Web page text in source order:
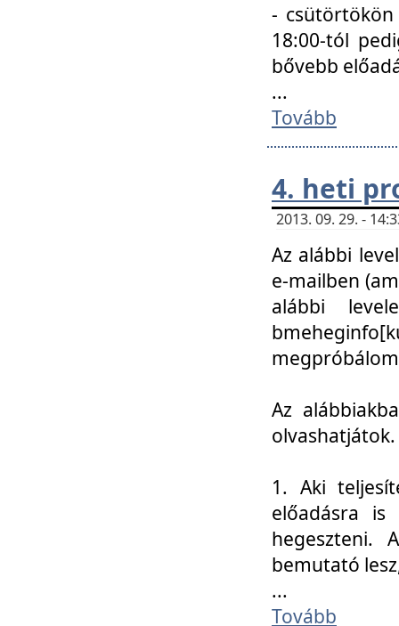
- csütörtökön
18:00-tól
bővebb
...
Tovább
4. heti
2013. 09. 29. -
Az alábbi
e-mailben
alábbi
Az
olvashatjátok.
1. Aki
előadásra
hegeszteni.
bemutató
...
Tovább